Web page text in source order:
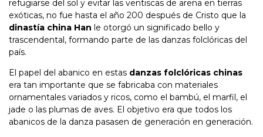
refugiarse del sol y evitar las ventiscas de arena en tierras
exóticas, no fue hasta el año 200 después de Cristo que la
dinastía china Han le otorgó un significado bello y
trascendental, formando parte de las danzas folclóricas del
país.
El papel del abanico en estas danzas folclóricas chinas
era tan importante que se fabricaba con materiales
ornamentales variados y ricos, como el bambú, el marfil, el
jade o las plumas de aves. El objetivo era que todos los
abanicos de la danza pasasen de generación en generación.